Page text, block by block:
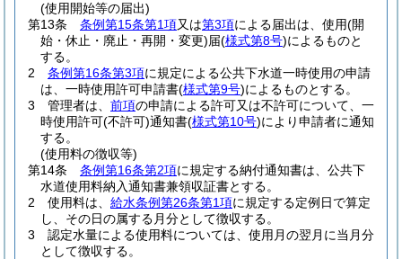
(使用開始等の届出)
第13条
条例第15条第1項又は第3項による届出は、使用(開
始・休止・廃止・再開・変更)届(様式第8号)によるものと
する。
2
条例第16条第3項に規定による公共下水道一時使用の申請
は、一時使用許可申請書(様式第9号)によるものとする。
3
管理者は、 前項の申請による許可又は不許可について、一
時使用許可(不許可)通知書(様式第10号)により申請者に通知
する。
(使用料の徴収等)
第14条
条例第16条第2項に規定する納付通知書は、公共下
水道使用料納入通知書兼領収証書とする。
2
使用料は、 給水条例第26条第1項に規定する定例日で算定
し、その日の属する月分として徴収する。
3
認定水量による使用料については、使用月の翌月に当月分
として徴収する。